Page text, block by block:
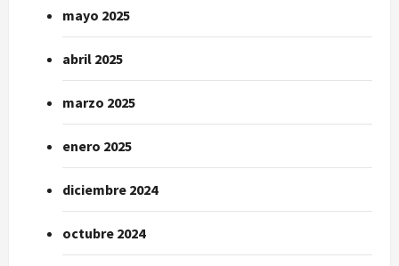
mayo 2025
abril 2025
marzo 2025
enero 2025
diciembre 2024
octubre 2024